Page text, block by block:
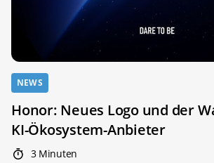
NEWS
Honor: Neues Logo und der
KI-Ökosystem-Anbieter
3 Minuten